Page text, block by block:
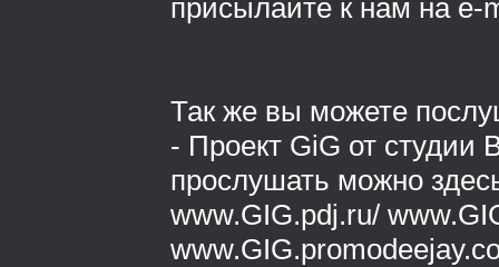
присылайте к нам на e-
Так же вы можете
- Проект GiG от студии
прослушать можно
www.GIG.pdj.ru/